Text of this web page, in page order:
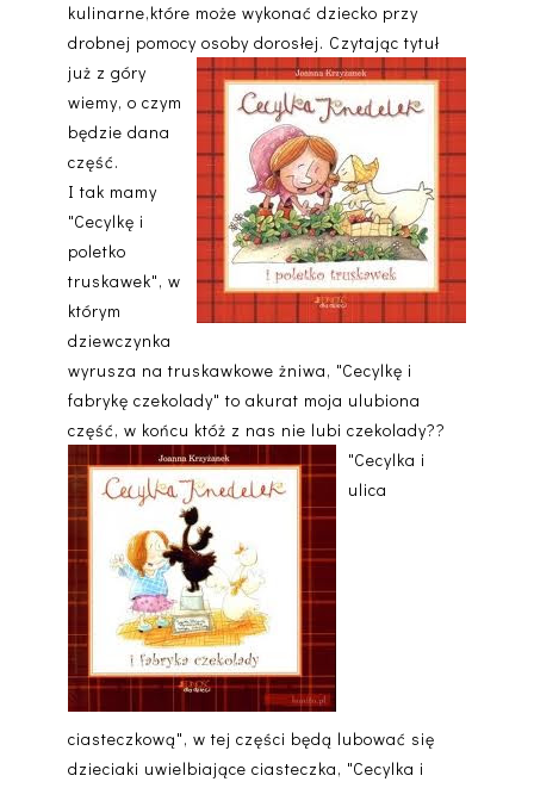
kulinarne,które może wykonać dziecko przy
drobnej pomocy osoby dorosłej. Czytając tytuł
już z góry
wiemy, o czym
będzie dana
część.
I tak mamy
"Cecylkę i
poletko
truskawek", w
którym
dziewczynka
wyrusza na truskawkowe żniwa, "Cecylkę i
fabrykę czekolady" to akurat moja ulubiona
część, w końcu któż z nas nie lubi czekolady??
"Cecylka i
ulica
ciasteczkową", w tej części będą lubować się
dzieciaki uwielbiające ciasteczka, "Cecylka i